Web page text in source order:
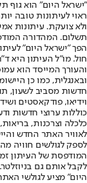
"ישראל היום" הוא גוף
ראוי לעיתונות טובה
ולא צועקת. עיתונות
הפך "ישראל היום"
חול. מו"ל העיתון היא
והעורך המייסד הוא
חדשות מסביב לשעון,
וידיאו, פודקאסטים
כוללות ערוצי חדשות
לאוויר האתר החדש
לספק לגולשים חוויה
המודפסת של העיתון
לקבל אותם גם
היום" מציע לגולשי